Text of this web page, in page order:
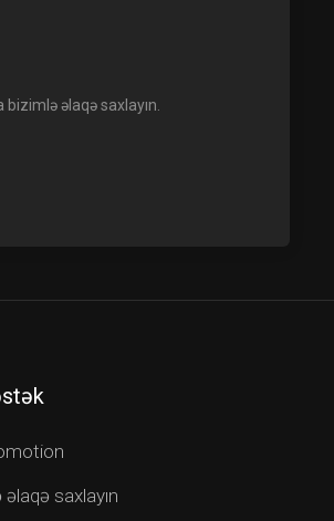
əlaqə saxlayın.
əlaqə saxlayın